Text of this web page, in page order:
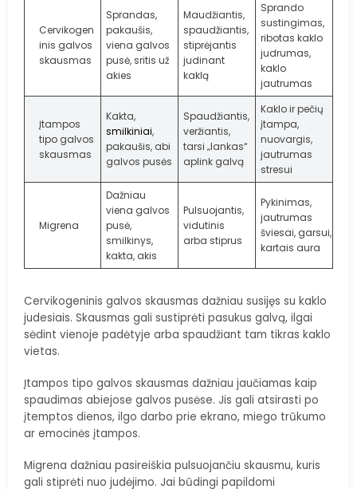
Cervikogen
inis galvos
skausmas
Sprandas,
pakaušis,
viena galvos
pusė, sritis už
akies
Maudžiantis,
spaudžiantis,
stiprėjantis
judinant
kaklą
Sprando
sustingimas,
ribotas kaklo
judrumas,
kaklo
jautrumas
Įtampos
tipo galvos
skausmas
Kakta,
smilkiniai,
pakaušis, abi
galvos pusės
Spaudžiantis,
veržiantis,
tarsi „lankas“
aplink galvą
Kaklo ir pečių
įtampa,
nuovargis,
jautrumas
stresui
Migrena
Dažniau
viena galvos
pusė,
smilkinys,
kakta, akis
Pulsuojantis,
vidutinis
arba stiprus
Pykinimas,
jautrumas
šviesai, garsui,
kartais aura
Cervikogeninis galvos skausmas dažniau susijęs su kaklo
judesiais. Skausmas gali sustiprėti pasukus galvą, ilgai
sėdint vienoje padėtyje arba spaudžiant tam tikras kaklo
vietas.
Įtampos tipo galvos skausmas dažniau jaučiamas kaip
spaudimas abiejose galvos pusėse. Jis gali atsirasti po
įtemptos dienos, ilgo darbo prie ekrano, miego trūkumo
ar emocinės įtampos.
Migrena dažniau pasireiškia pulsuojančiu skausmu, kuris
gali stiprėti nuo judėjimo. Jai būdingi papildomi